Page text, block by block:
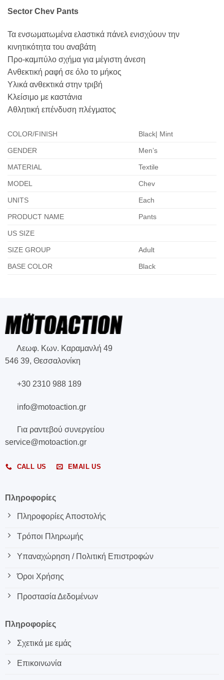
Sector Chev Pants
Τα ενσωματωμένα ελαστικά πάνελ ενισχύουν την
κινητικότητα του αναβάτη
Προ-καμπύλο σχήμα για μέγιστη άνεση
Ανθεκτική ραφή σε όλο το μήκος
Υλικά ανθεκτικά στην τριβή
Κλείσιμο με καστάνια
Αθλητική επένδυση πλέγματος
COLOR/FINISH Black| Mint
GENDER Men’s
MATERIAL Textile
MODEL Chev
UNITS Each
PRODUCT NAME Pants
US SIZE
SIZE GROUP Adult
BASE COLOR Black
Λεωφ. Κων. Καραμανλή 49
546 39, Θεσσαλονίκη
+30 2310 988 189
info@motoaction.gr
Για ραντεβού συνεργείου
service@motoaction.gr
CALL US EMAIL US
Πληροφορίες
Πληροφορίες Αποστολής
Τρόποι Πληρωμής
Υπαναχώρηση / Πολιτική Επιστροφών
Όροι Χρήσης
Προστασία Δεδομένων
Πληροφορίες
Σχετικά με εμάς
Επικοινωνία